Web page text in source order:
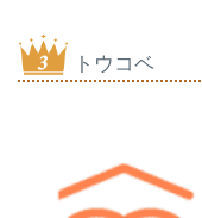
トウコベ